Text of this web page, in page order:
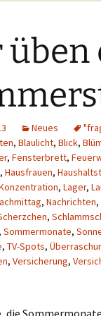
und
und
Neues
, Blaulicht, Blick,
, Fensterbrett,
, Hausfrauen,
, Lager,
, Nachrichten,
,
, Sommermonate,
, TV-Spots,
, Versicherung,
die